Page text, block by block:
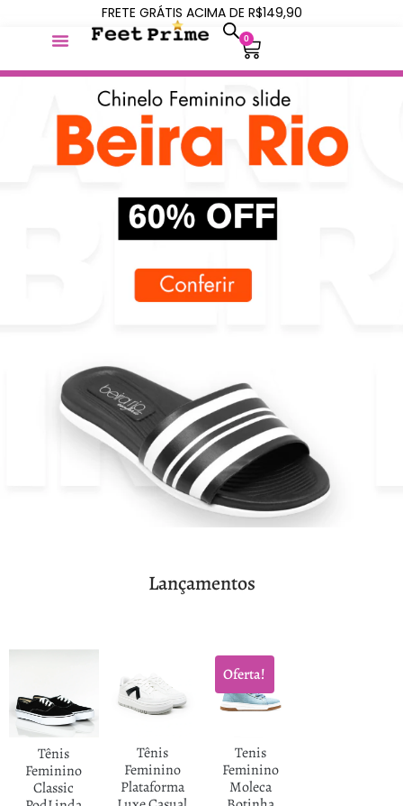
FRETE GRÁTIS ACIMA DE R$149,90
0
Lançamentos
Tênis
Feminino
Classic
Tênis
Feminino
Plataforma
Oferta!
Tenis
Feminino
Moleca